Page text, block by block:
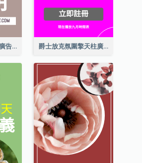
豪華渡假村擎天柱廣告 爵士放克氛圍擎天柱廣告